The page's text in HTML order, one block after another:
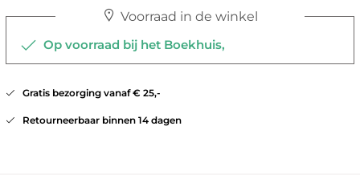
Voorraad in de winkel
Op voorraad bij het Boekhuis,
Gratis bezorging vanaf € 25,-
Retourneerbaar binnen 14 dagen